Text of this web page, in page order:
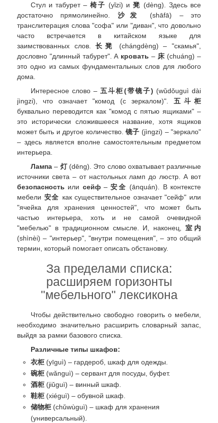
Стул и табурет – 椅子 (yǐzi) и 凳 (dèng). Здесь все
достаточно прямолинейно. 沙发
(shāfā) – это
транслитерация слова "софа" или "диван", что довольно
часто встречается в китайском языке для
заимствованных слов.长凳
(chángdèng) – "скамья",
дословно "длинный табурет". А кровать – 床 (chuáng) –
это одно из самых фундаментальных слов для любого
дома.
Интересное слово –五斗柜(带镜子) (wǔdǒuguì dài
jìngzi), что означает "комод (с зеркалом)". 五斗柜
буквально переводится как "комод с пятью ящиками" –
это исторически сложившееся название, хотя ящиков
может быть и другое количество. 镜子 (jìngzi) – "зеркало"
– здесь является вполне самостоятельным предметом
интерьера.
Лампа – 灯(dēng). Это слово охватывает различные
источники света – от настольных ламп до люстр. А вот
безопасность или сейф–安全 (ānquán). В контексте
мебели 安全 как существительное означает "сейф" или
"ячейка для хранения ценностей", что может быть
частью интерьера, хоть и не самой очевидной
"мебелью" в традиционном смысле. И, наконец,室内
(shìnèi) – "интерьер", "внутри помещения", – это общий
термин, который помогает описать обстановку.
За пределами списка:
расширяем горизонты
"мебельного" лексикона
Чтобы действительно свободно говорить о мебели,
необходимо значительно расширить словарный запас,
выйдя за рамки базового списка.
Различные типы шкафов:
衣柜 (yīguì) – гардероб, шкаф для одежды.
碗柜 (wǎnguì) – сервант для посуды, буфет.
酒柜 (jiǔguì) – винный шкаф.
鞋柜 (xiéguì) – обувной шкаф.
储物柜 (chǔwùguì) – шкаф для хранения
(универсальный).